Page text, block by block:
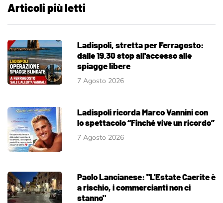
Articoli più letti
Ladispoli, stretta per Ferragosto:
dalle 19.30 stop all'accesso alle
spiagge libere
7 Agosto 2026
Ladispoli ricorda Marco Vannini con
lo spettacolo “Finché vive un ricordo”
7 Agosto 2026
Paolo Lancianese: "L'Estate Caerite è
a rischio, i commercianti non ci
stanno"